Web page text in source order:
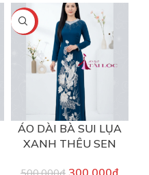
-40%
ÁO DÀI BÀ SUI LỤA
XANH THÊU SEN
300,000₫